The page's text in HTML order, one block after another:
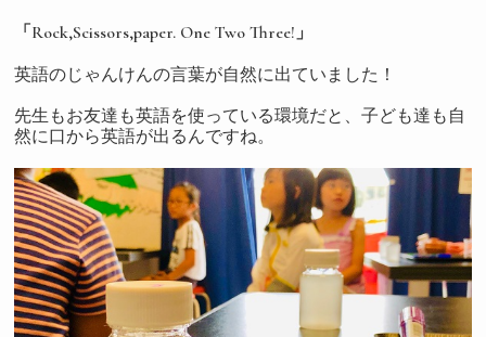
「Rock,Scissors,paper. One Two Three!」
英語のじゃんけんの言葉が自然に出ていました！
先生もお友達も英語を使っている環境だと、子ども達も自
然に口から英語が出るんですね。